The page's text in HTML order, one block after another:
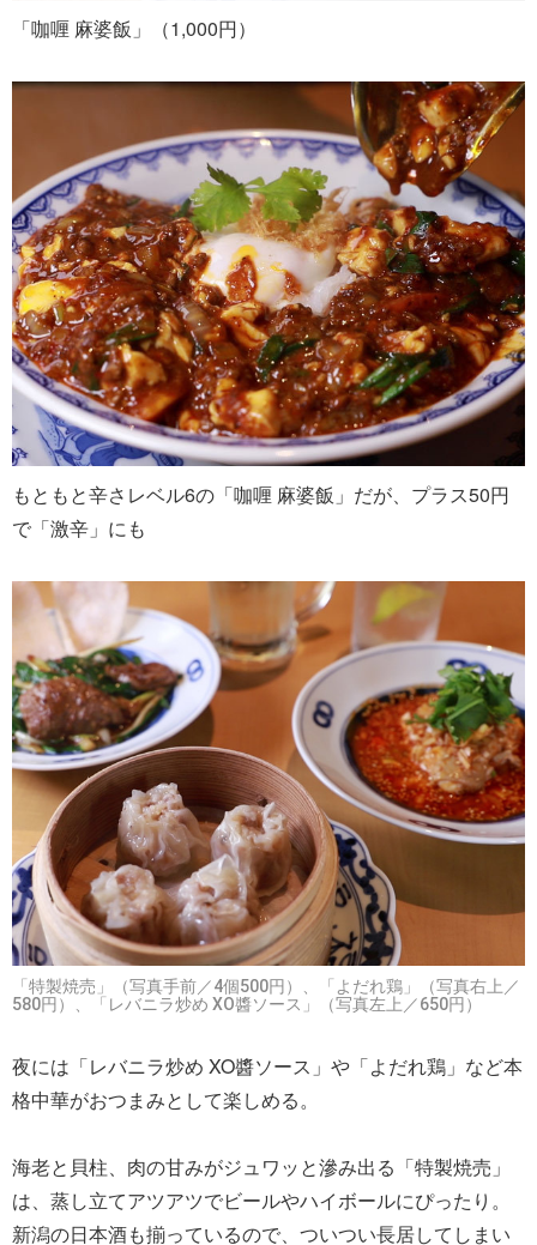
「咖喱 麻婆飯」（1,000円）
もともと辛さレベル6の「咖喱 麻婆飯」だが、プラス50円
で「激辛」にも
「特製焼売」（写真手前／4個500円）、「よだれ鶏」（写真右上／
580円）、「レバニラ炒め XO醬ソース」（写真左上／650円）
夜には「レバニラ炒め XO醬ソース」や「よだれ鶏」など本
格中華がおつまみとして楽しめる。
海老と貝柱、肉の甘みがジュワッと滲み出る「特製焼売」
は、蒸し立てアツアツでビールやハイボールにぴったり。
新潟の日本酒も揃っているので、ついつい長居してしまい